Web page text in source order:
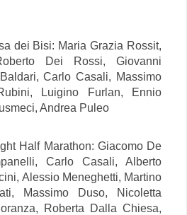
dei Bisi: Maria Grazia Rossit,
Dei Rossi, Giovanni
Carlo Casali, Massimo
Luigino Furlan, Ennio
Andrea Puleo
Half Marathon: Giacomo De
Carlo Casali, Alberto
Alessio Meneghetti, Martino
Massimo Duso, Nicoletta
Roberta Dalla Chiesa,